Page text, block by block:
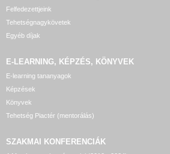
Felfedezettjeink
Tehetségnagykövetek
Egyéb díjak
E-LEARNING, KÉPZÉS, KÖNYVEK
E-learning tananyagok
Képzések
Könyvek
Tehetség Piactér (mentorálás)
SZAKMAI KONFERENCIÁK